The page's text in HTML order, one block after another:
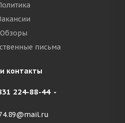
Обзоры
письма
контакты
224-88-44